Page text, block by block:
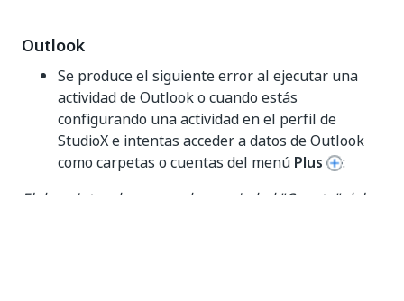
Outlook
Se produce el siguiente error al ejecutar una
actividad de Outlook o cuando estás
configurando una actividad en el perfil de
StudioX e intentas acceder a datos de Outlook
como carpetas o cuentas del menú Plus
:
El descriptor de acceso de propiedad "Cuenta" del